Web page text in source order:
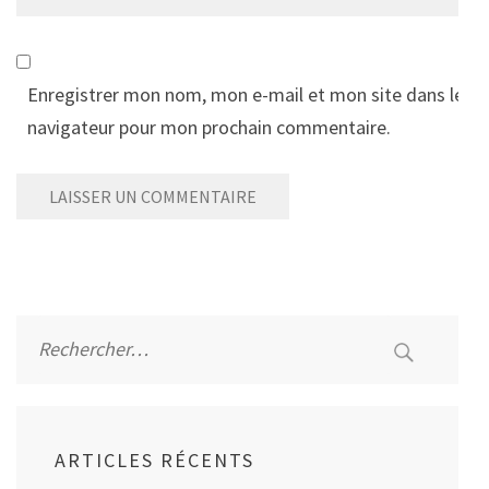
Enregistrer mon nom, mon e-mail et mon site dans le
navigateur pour mon prochain commentaire.
ARTICLES RÉCENTS